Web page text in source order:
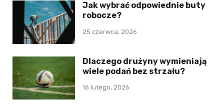
Jak wybrać odpowiednie buty
robocze?
25 czerwca, 2026
Dlaczego drużyny wymieniają
wiele podań bez strzału?
16 lutego, 2026